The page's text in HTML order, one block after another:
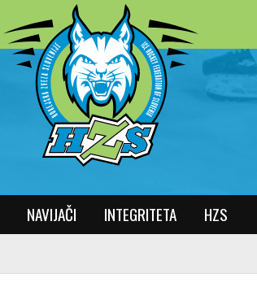
NAVIJAČI INTEGRITETA HZS